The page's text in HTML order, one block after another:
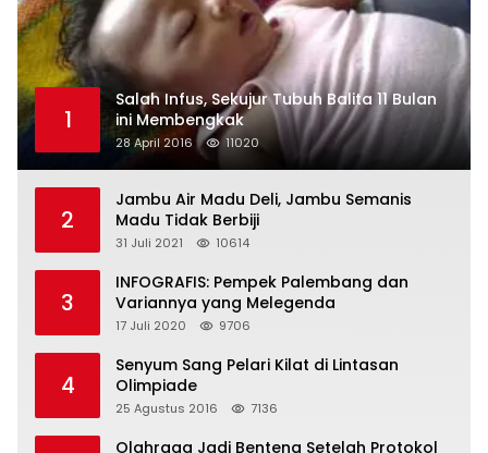
1
Salah Infus, Sekujur Tubuh Balita 11 Bulan
ini Membengkak
28 April 2016 11020
2
Jambu Air Madu Deli, Jambu Semanis
Madu Tidak Berbiji
31 Juli 2021 10614
3
INFOGRAFIS: Pempek Palembang dan
Variannya yang Melegenda
17 Juli 2020 9706
4
Senyum Sang Pelari Kilat di Lintasan
Olimpiade
25 Agustus 2016 7136
Olahraga Jadi Benteng Setelah Protokol